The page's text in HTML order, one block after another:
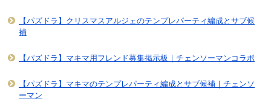
【パズドラ】クリスマスアルジェのテンプレパーティ編成とサブ候
補
【パズドラ】マキマ用フレンド募集掲示板｜チェンソーマンコラボ
【パズドラ】マキマのテンプレパーティ編成とサブ候補｜チェンソ
ーマン